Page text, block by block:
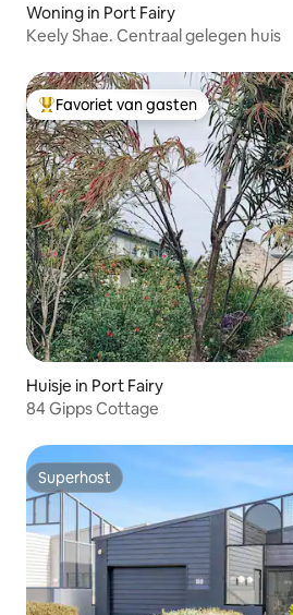
Woning in Port Fairy
Keely Shae. Centraal gelegen huis
Topfavoriet van gasten
Favoriet van gasten
Huisje in Port Fairy
84 Gipps Cottage
Superhost
Superhost